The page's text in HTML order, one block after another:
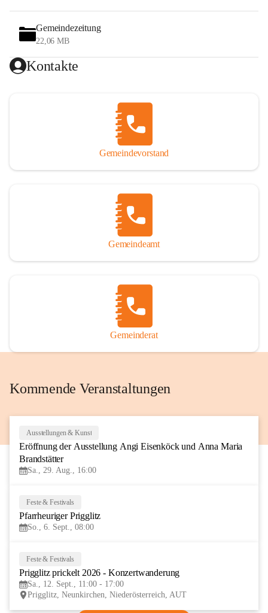
Gemeindezeitung
22,06 MB
Kontakte
Gemeindevorstand
Gemeindeamt
Gemeinderat
Kommende Veranstaltungen
AUG
Ausstellungen & Kunst
Eröffnung der Ausstellung Angi Eisenköck und Anna Maria
Brandstätter
Sa., 29. Aug., 16:00
Feste & Festivals
Pfarrheuriger Prigglitz
So., 6. Sept., 08:00
Feste & Festivals
Prigglitz prickelt 2026 - Konzertwanderung
Sa., 12. Sept., 11:00 - 17:00
Prigglitz, Neunkirchen, Niederösterreich, AUT